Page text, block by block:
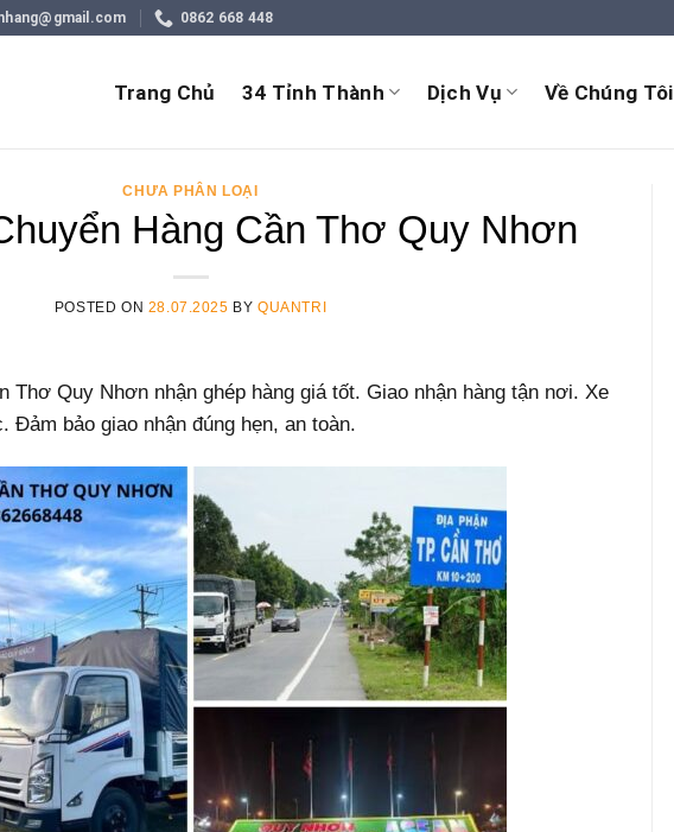
0862 668 448
Trang Chủ 34 Tỉnh Thành Dịch Vụ Về Chúng Tôi
CHƯA PHÂN LOẠI
Hàng Cần Thơ Quy Nhơn
POSTED ON 28.07.2025 BYQUANTRI
Thơ Quy Nhơn nhận ghép hàng giá tốt. Giao nhận hàng tận nơi. Xe
Đảm bảo giao nhận đúng hẹn, an toàn.